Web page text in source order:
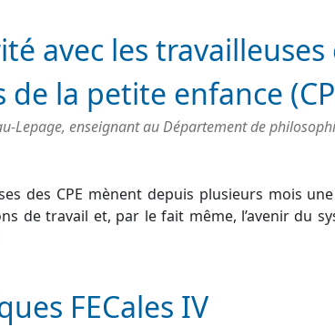
avec les
de la petite enfance
Lepage, enseignant au Département de
des CPE mènent depuis plusieurs mois
de travail et, par le fait même, l’avenir du
FECales IV